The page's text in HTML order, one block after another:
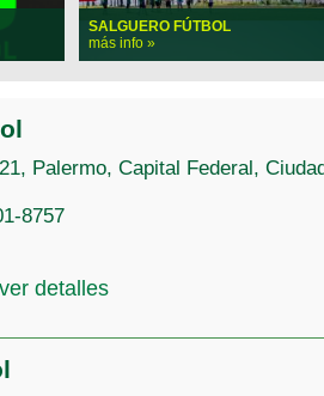
SALGUERO FÚTBOL
más info »
Palermo, Capital Federal,
8757
ver detalles